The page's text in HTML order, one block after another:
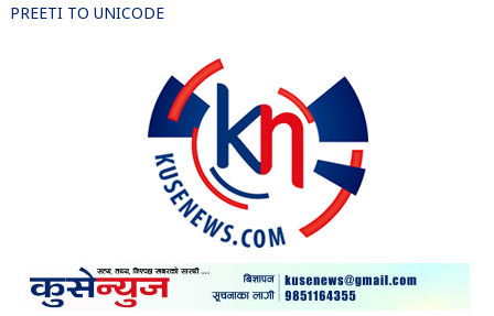
PREETI TO UNICODE